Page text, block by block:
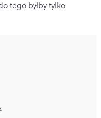
tego byłby tylko